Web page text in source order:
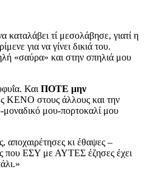
τί μεσολάβησε, γιατί η
για να γίνει δικιά του.
«σαύρα» και στην σπηλιά μου
Και ΠΟΤΕ μην
ΚΕΝΟ στους άλλους και την
μου-πορτοκαλί μου
κι έθαψες –
ΕΣΥ με ΑΥΤΕΣ έζησες έχει